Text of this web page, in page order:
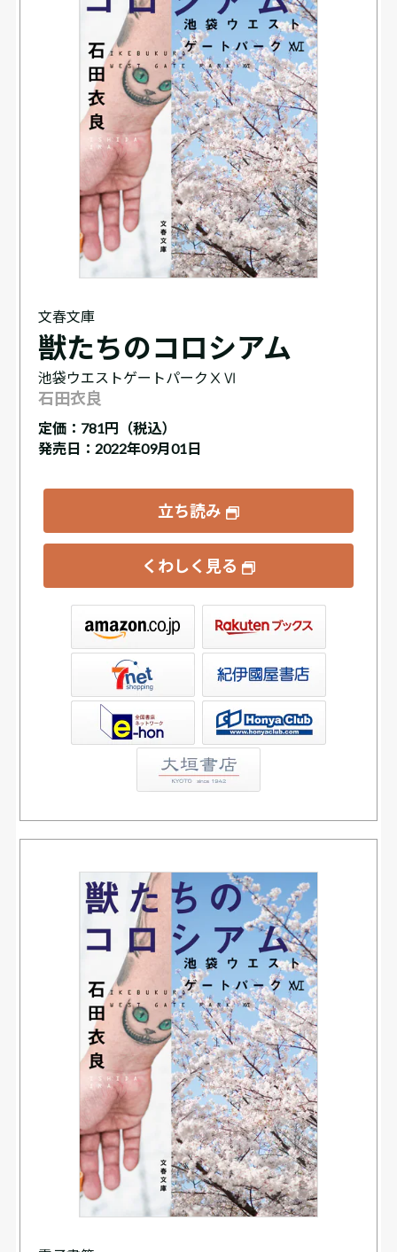
文春文庫
獣たちのコロシアム
池袋ウエストゲートパークⅩⅥ
石田衣良
定価： 781円（税込）
発売日：2022年09月01日
立ち読み
くわしく見る
書店ウェブストア